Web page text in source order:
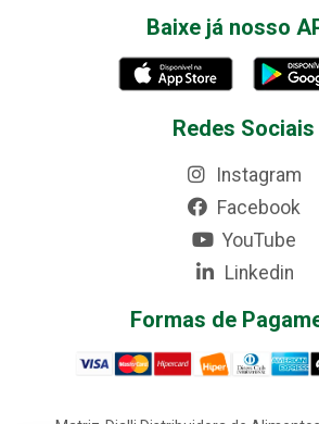
Baixe já nosso
Redes Sociais
Instagram
Facebook
YouTube
Linkedin
Formas de